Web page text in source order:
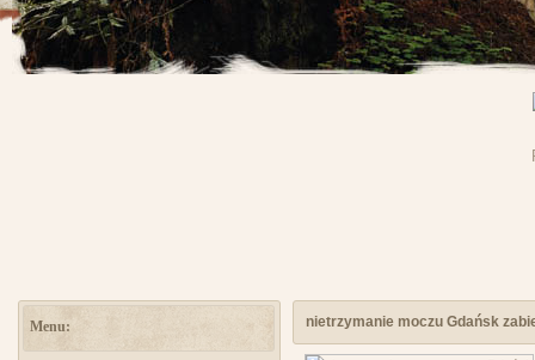
Menu: nietrzymanie moczu Gdańsk